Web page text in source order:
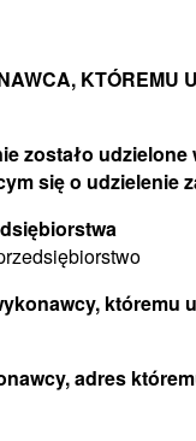
KTÓREMU
zostało
się o udzielenie
któremu
adres